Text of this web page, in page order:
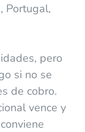
Portugal,
pero
si no se
de cobro.
vence y